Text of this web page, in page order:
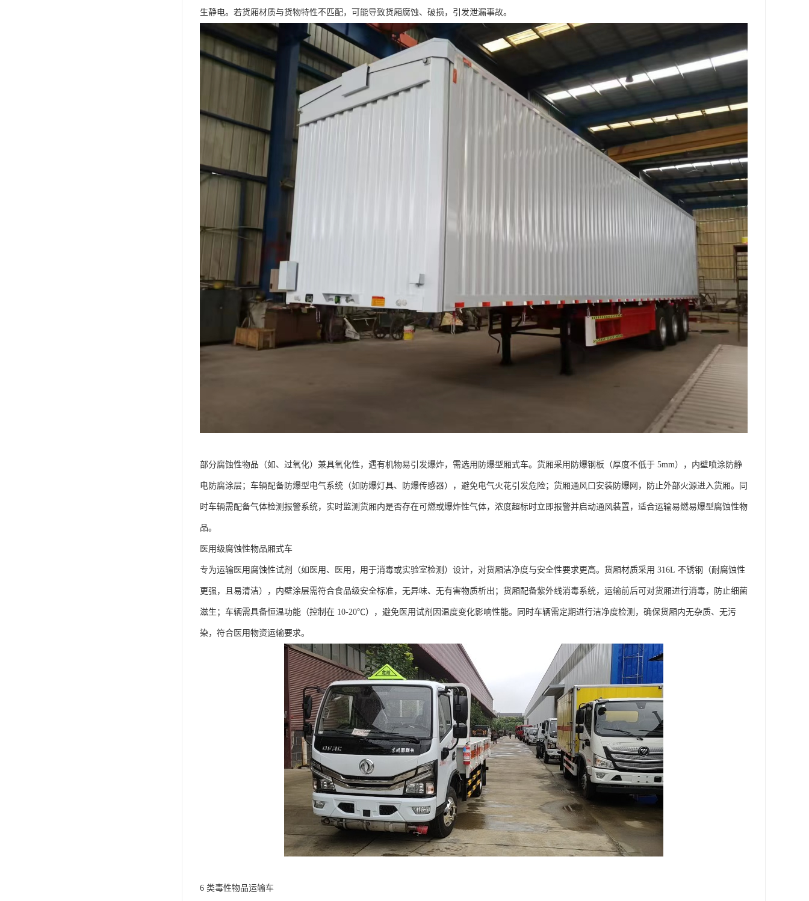
生静电。若货厢材质与货物特性不匹配，可能导致货厢腐蚀、破损，引发泄漏事故。​
部分腐蚀性物品（如、过氧化）兼具氧化性，遇有机物易引发爆炸，需选用防爆型厢式车。货厢采用防爆钢板（厚度不低于 5mm），内壁喷涂防静
电防腐涂层；车辆配备防爆型电气系统（如防爆灯具、防爆传感器），避免电气火花引发危险；货厢通风口安装防爆网，防止外部火源进入货厢。同
时车辆需配备气体检测报警系统，实时监测货厢内是否存在可燃或爆炸性气体，浓度超标时立即报警并启动通风装置，适合运输易燃易爆型腐蚀性物
品。​
医用级腐蚀性物品厢式车​
专为运输医用腐蚀性试剂（如医用、医用，用于消毒或实验室检测）设计，对货厢洁净度与安全性要求更高。货厢材质采用 316L 不锈钢（耐腐蚀性
更强，且易清洁），内壁涂层需符合食品级安全标准，无异味、无有害物质析出；货厢配备紫外线消毒系统，运输前后可对货厢进行消毒，防止细菌
滋生；车辆需具备恒温功能（控制在 10-20℃），避免医用试剂因温度变化影响性能。同时车辆需定期进行洁净度检测，确保货厢内无杂质、无污
染，符合医用物资运输要求。​
6 类毒性物品运输车​